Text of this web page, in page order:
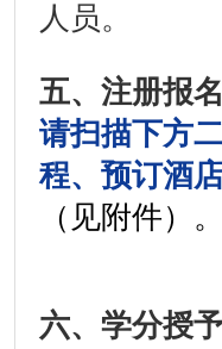
人员。
五、 注册报名
请扫描下方
程、预订酒店
（见附件）。
六、 学分授